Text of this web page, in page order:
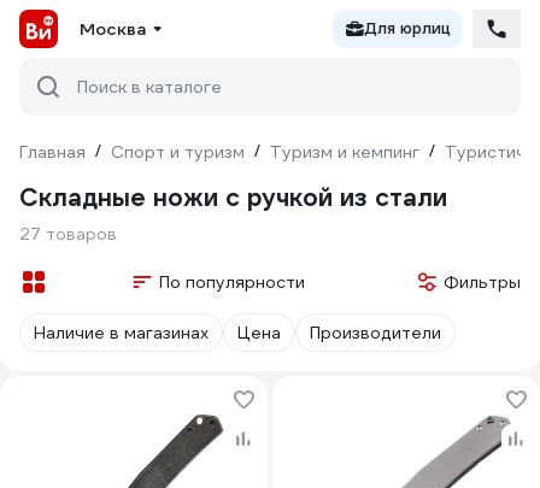
Москва Для юрлиц
Поиск в каталоге
Главная / Спорт и туризм / Туризм и кемпинг /
Складные ножи с ручкой из стали
27 товаров
По популярности Фильтры
Наличие в магазинах Цена Производители